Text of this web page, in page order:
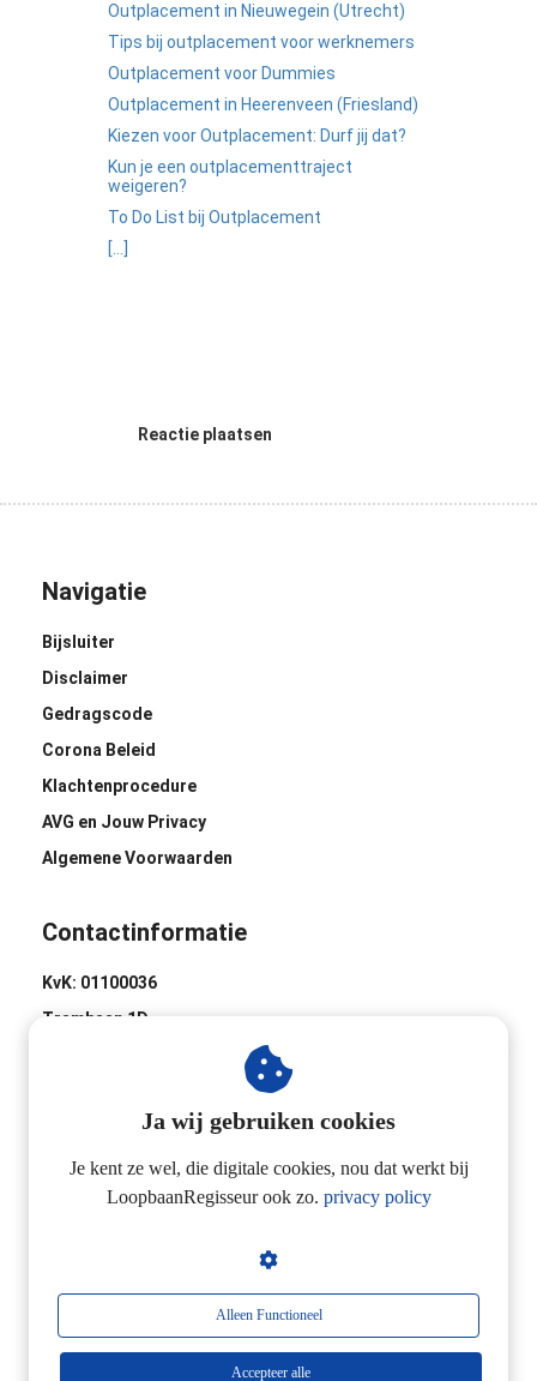
Outplacement in Nieuwegein (Utrecht)
Tips bij outplacement voor werknemers
Outplacement voor Dummies
Outplacement in Heerenveen (Friesland)
Kiezen voor Outplacement: Durf jij dat?
Kun je een outplacementtraject
weigeren?
To Do List bij Outplacement
[...]
Reactie plaatsen
Navigatie
Bijsluiter
Disclaimer
Gedragscode
Corona Beleid
Klachtenprocedure
AVG en Jouw Privacy
Algemene Voorwaarden
Contactinformatie
KvK: 01100036
Trambaan 1D
Industrieweg 2D
3433 NL Nieuwegein
06-24257923
Ja wij gebruiken cookies
Je kent ze wel, die digitale cookies, nou dat werkt bij
LoopbaanRegisseur ook zo. privacy policy
Alleen Functioneel
Accepteer alle